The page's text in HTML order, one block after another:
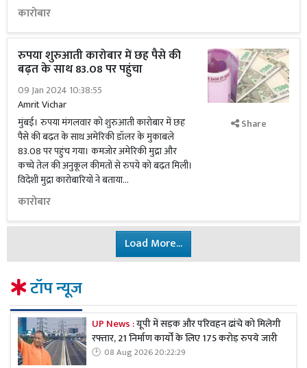
कारोबार
रुपया शुरुआती कारोबार में छह पैसे की
बढ़त के साथ 83.08 पर पहुंचा
09 Jan 2024 10:38:55
Amrit Vichar
मुंबई। रुपया मंगलवार को शुरुआती कारोबार में छह
पैसे की बढ़त के साथ अमेरिकी डॉलर के मुकाबले
83.08 पर पहुंच गया। कमजोर अमेरिकी मुद्रा और
कच्चे तेल की अनुकूल कीमतों से रुपये को बढ़त मिली।
विदेशी मुद्रा कारोबारियों ने बताया...
कारोबार
Share
Load More...
टॉप न्यूज
UP News :यूपी में सड़क और परिवहन ढांचे को मिलेगी
रफ्तार, 21 निर्माण कार्यों के लिए 175 करोड़ रुपये जारी
08 Aug 2026 20:22:29